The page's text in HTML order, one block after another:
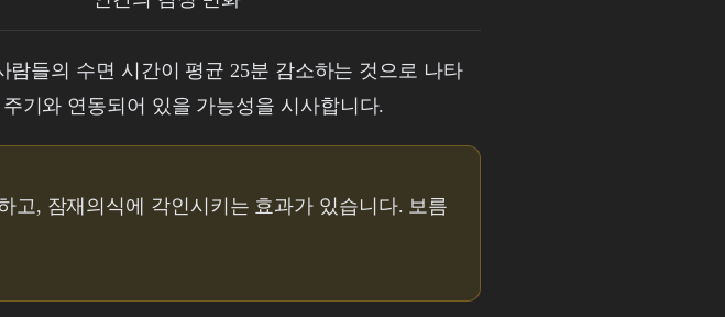
들의 수면 시간이 평균 25분 감소하는 것으로 나타
기와 연동되어 있을 가능성을 시사합니다.
고, 잠재의식에 각인시키는 효과가 있습니다. 보름